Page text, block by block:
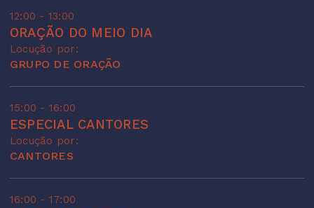
12:00 - 13:00
ORAÇÃO DO MEIO DIA
Locução por:
GRUPO DE ORAÇÃO
15:00 - 16:00
ESPECIAL CANTORES
Locução por:
CANTORES
16:00 - 17:00